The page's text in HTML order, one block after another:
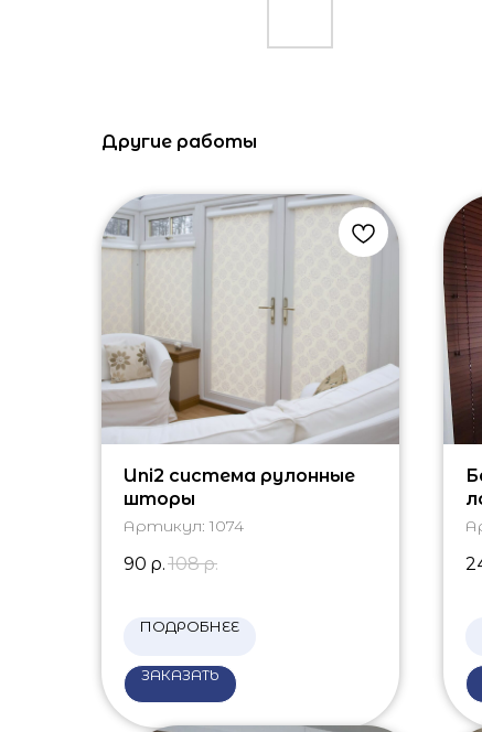
Другие работы
Uni2 система рулонные
шторы
Артикул: 1074
90 р. 108 р.
ПОДРОБНЕЕ
ЗАКАЗАТЬ